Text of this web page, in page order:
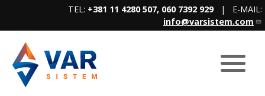
content
TEL: +381 11 4280 507, 060 7392 929| E-MAIL:
info@varsistem.com